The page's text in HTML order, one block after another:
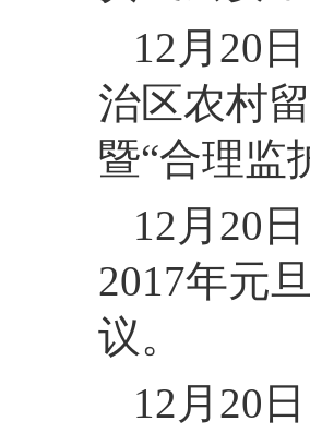
12月20
治区农村
暨“合理监
12月20
2017年元
议。
12月20